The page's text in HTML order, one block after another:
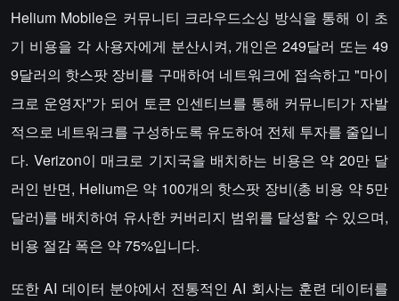
Helium Mobile은 커뮤니티 크라우드소싱 방식을 통해 이 초
기 비용을 각 사용자에게 분산시켜, 개인은 249달러 또는 49
9달러의 핫스팟 장비를 구매하여 네트워크에 접속하고 "마이
크로 운영자"가 되어 토큰 인센티브를 통해 커뮤니티가 자발
적으로 네트워크를 구성하도록 유도하여 전체 투자를 줄입니
다. Verizon이 매크로 기지국을 배치하는 비용은 약 20만 달
러인 반면, Helium은 약 100개의 핫스팟 장비(총 비용 약 5만
달러)를 배치하여 유사한 커버리지 범위를 달성할 수 있으며,
비용 절감 폭은 약 75%입니다.
또한 AI 데이터 분야에서 전통적인 AI 회사는 훈련 데이터를